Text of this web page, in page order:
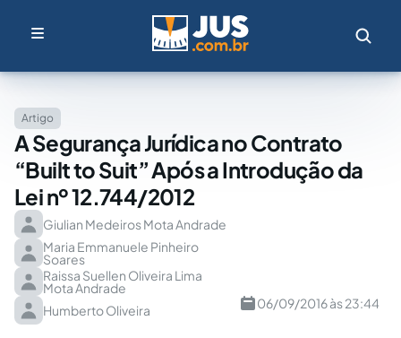
Artigo
A Segurança Jurídica no Contrato
“Built to Suit” Após a Introdução da
Lei nº 12.744/2012
Giulian Medeiros Mota Andrade
Maria Emmanuele Pinheiro
Soares
Raissa Suellen Oliveira Lima
Mota Andrade
Humberto Oliveira
06/09/2016 às 23:44